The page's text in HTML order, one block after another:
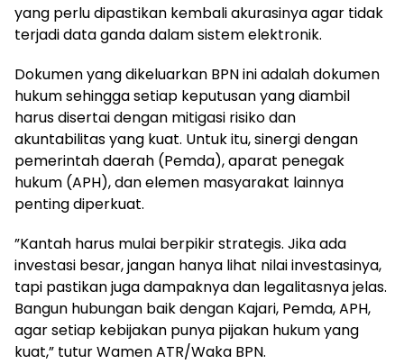
yang perlu dipastikan kembali akurasinya agar tidak
terjadi data ganda dalam sistem elektronik.
Dokumen yang dikeluarkan BPN ini adalah dokumen
hukum sehingga setiap keputusan yang diambil
harus disertai dengan mitigasi risiko dan
akuntabilitas yang kuat. Untuk itu, sinergi dengan
pemerintah daerah (Pemda), aparat penegak
hukum (APH), dan elemen masyarakat lainnya
penting diperkuat.
”Kantah harus mulai berpikir strategis. Jika ada
investasi besar, jangan hanya lihat nilai investasinya,
tapi pastikan juga dampaknya dan legalitasnya jelas.
Bangun hubungan baik dengan Kajari, Pemda, APH,
agar setiap kebijakan punya pijakan hukum yang
kuat,” tutur Wamen ATR/Waka BPN.